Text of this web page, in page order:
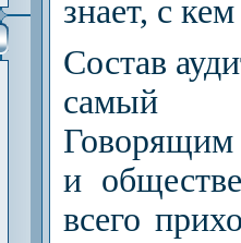
знает, с
Состав
самый
и
всего